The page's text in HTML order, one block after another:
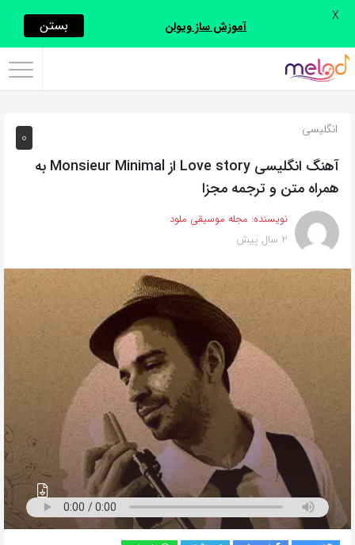
اشتراک
با
روش‌های
زیر
این
صفحه
را
با
دوستان
اشتراک
بگذارید.
کپی
لینک
0 انگلیسی
آهنگ انگلیسی Love story از Monsieur Minimal به
همراه متن و ترجمه مجزا
نویسنده: مجله موسیقی ملود
2 سال پیش
آموزش ساز ویولن بستن X